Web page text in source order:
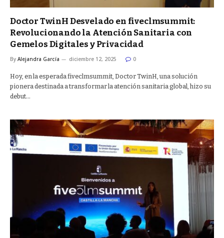
Doctor TwinH Desvelado en fiveclmsummit:
Revolucionando la Atención Sanitaria con
Gemelos Digitales y Privacidad
By Alejandra García diciembre 12, 2025 0
Hoy, en la esperada fiveclmsummit, Doctor TwinH, una solución
pionera destinada a transformar la atención sanitaria global, hizo su
debut…